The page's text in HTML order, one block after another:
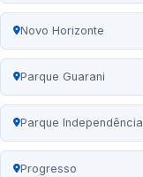
Novo Horizonte
Parque Guarani
Parque Independência
Progresso